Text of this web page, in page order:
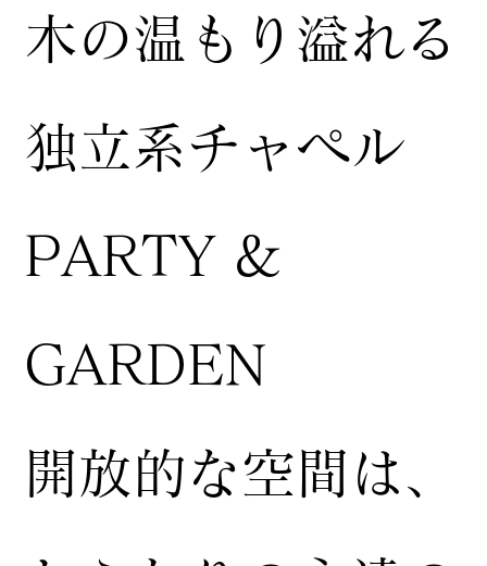
木の温もり溢れる
独立系チャペル
PARTY &
GARDEN
開放的な空間は、